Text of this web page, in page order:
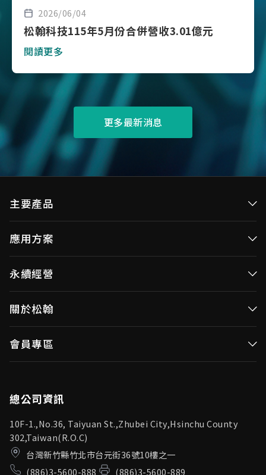
2026/06/04
松翰科技115年5月份合併營收3.01億元
閱讀更多
更多最新消息
主要產品
視訊/影像控制器
無線視頻傳輸
OID產品(Optical ID)
應用方案
視訊／影像控制器
無線視頻傳輸
永續經營
投資人專區
利害關係人
關於松翰
會員專區
總公司資訊
10F-1.,No.36, Taiyuan St.,Zhubei City,Hsinchu County
302,Taiwan(R.O.C)
台灣新竹縣竹北市台元街36號10樓之一
(886)3-5600-888
(886)3-5600-889